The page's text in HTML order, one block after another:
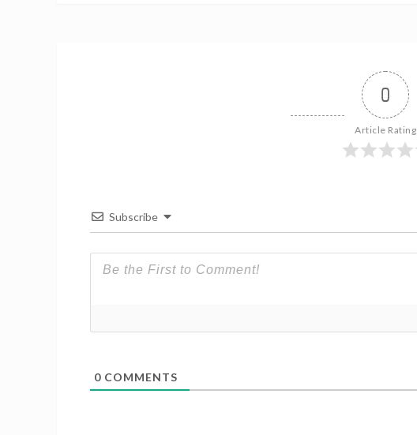
0
Article Rating
Subscribe
0 COMMENTS